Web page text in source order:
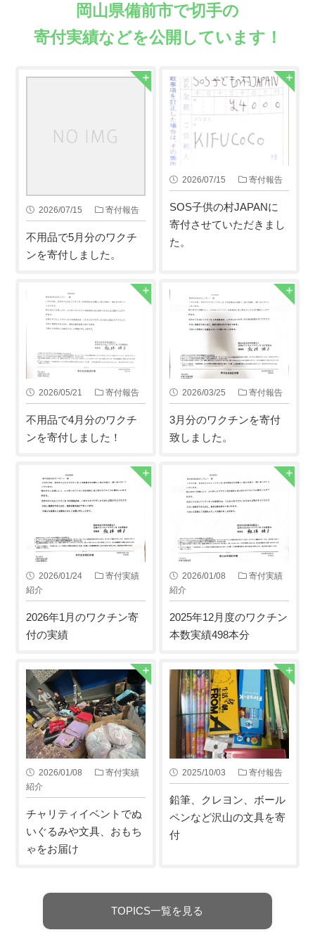
岡山県備前市で切手の
寄付実績などを公開しています！
2026/07/15 寄付報告
不用品で5月分のワクチ
ンを寄付しました。
2026/07/15 寄付報告
SOS子供の村JAPANに
寄付させていただきまし
た。
2026/05/21 寄付報告
不用品で4月分のワクチ
ンを寄付しました！
2026/03/25 寄付報告
3月分のワクチンを寄付
致しました。
2026/01/24
寄付実績
紹介
2026年1月のワクチン寄
付の実績
2026/01/08
寄付実績
紹介
2025年12月度のワクチン
本数実績498本分
2026/01/08
寄付実績
紹介
チャリティイベントでぬ
いぐるみや文具、おもち
ゃをお届け
2025/10/03 寄付報告
鉛筆、クレヨン、ボール
ペンなど沢山の文具を寄
付
TOPICS一覧を見る